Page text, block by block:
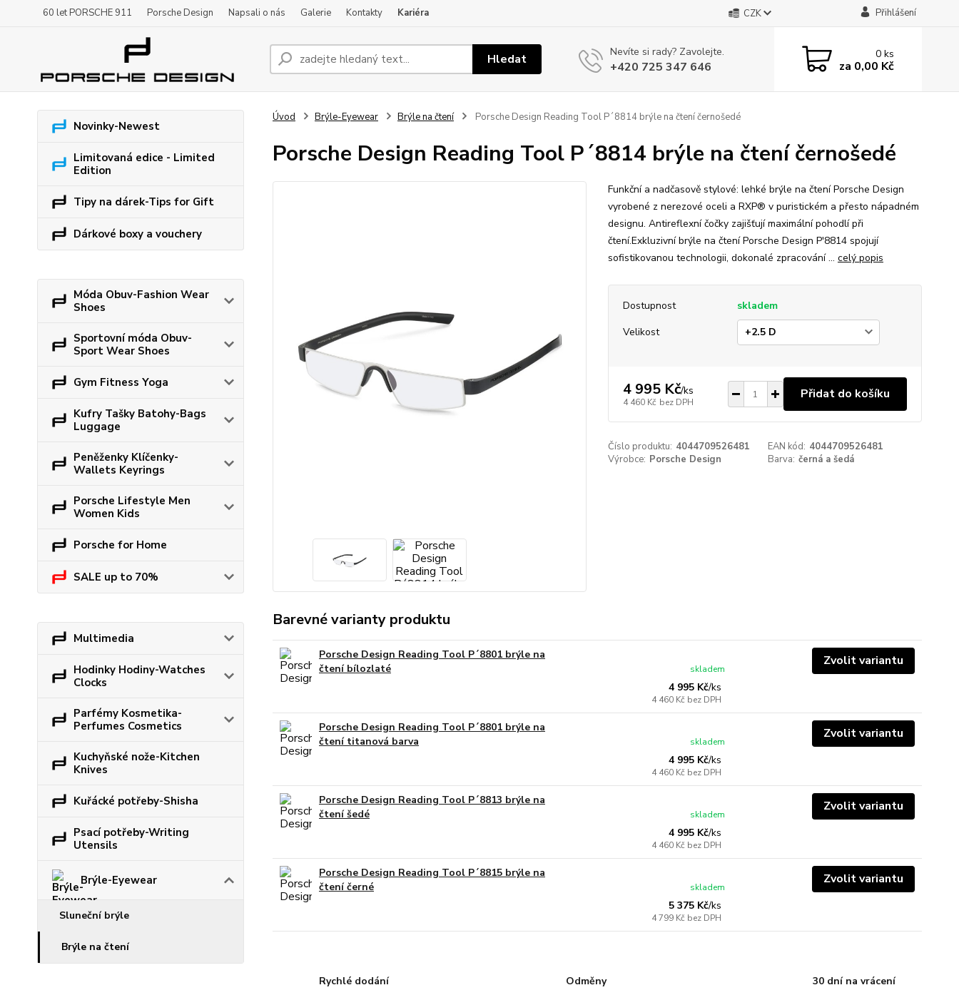
60 let PORSCHE 911 Porsche Design Napsali o nás Galerie Kontakty Kariéra CZK Přihlášení
Hledat Nevíte si rady? Zavolejte.
+420 725 347 646
0ks
za 0,00 Kč
Novinky-Newest
Limitovaná edice - Limited
Edition
Tipy na dárek-Tips for Gift
Dárkové boxy a vouchery
Móda Obuv-Fashion Wear
Shoes
Sportovní móda Obuv-
Sport Wear Shoes
Gym Fitness Yoga
Kufry Tašky Batohy-Bags
Luggage
Peněženky Klíčenky-
Wallets Keyrings
Porsche Lifestyle Men
Women Kids
Porsche for Home
SALE up to 70%
Multimedia
Hodinky Hodiny-Watches
Clocks
Parfémy Kosmetika-
Perfumes Cosmetics
Kuchyňské nože-Kitchen
Knives
Kuřácké potřeby-Shisha
Psací potřeby-Writing
Utensils
Brýle-Eyewear
Sluneční brýle
Brýle na čtení
Úvod Brýle-Eyewear Brýle na čtení Porsche Design Reading Tool P´8814 brýle na čtení černošedé
Porsche Design Reading Tool P´8814 brýle na čtení černošedé
Funkční a nadčasově stylové: lehké brýle na čtení Porsche Design
vyrobené z nerezové oceli a RXP® v puristickém a přesto nápadném
designu. Antireflexní čočky zajišťují maximální pohodlí při
čtení.Exkluzivní brýle na čtení Porsche Design P'8814 spojují
sofistikovanou technologii, dokonalé zpracování ... celý popis
Dostupnost
skladem
Velikost
4 995 Kč/ks
4 460 Kč bez DPH
Přidat do košíku
Číslo produktu: 4044709526481 EAN kód: 4044709526481
Výrobce: Porsche Design Barva: černá a šedá
Barevné varianty produktu
Porsche Design Reading Tool P´8801 brýle na
čtení bílozlaté
4 995 Kč/ks
4 460 Kč bez DPH
skladem
Zvolit variantu
Porsche Design Reading Tool P´8801 brýle na
čtení titanová barva
4 995 Kč/ks
4 460 Kč bez DPH
skladem
Zvolit variantu
Porsche Design Reading Tool P´8813 brýle na
čtení šedé
4 995 Kč/ks
4 460 Kč bez DPH
skladem
Zvolit variantu
Porsche Design Reading Tool P´8815 brýle na
čtení černé
5 375 Kč/ks
4 799 Kč bez DPH
skladem
Zvolit variantu
Rychlé dodání
Odměny
30 dní na vrácení